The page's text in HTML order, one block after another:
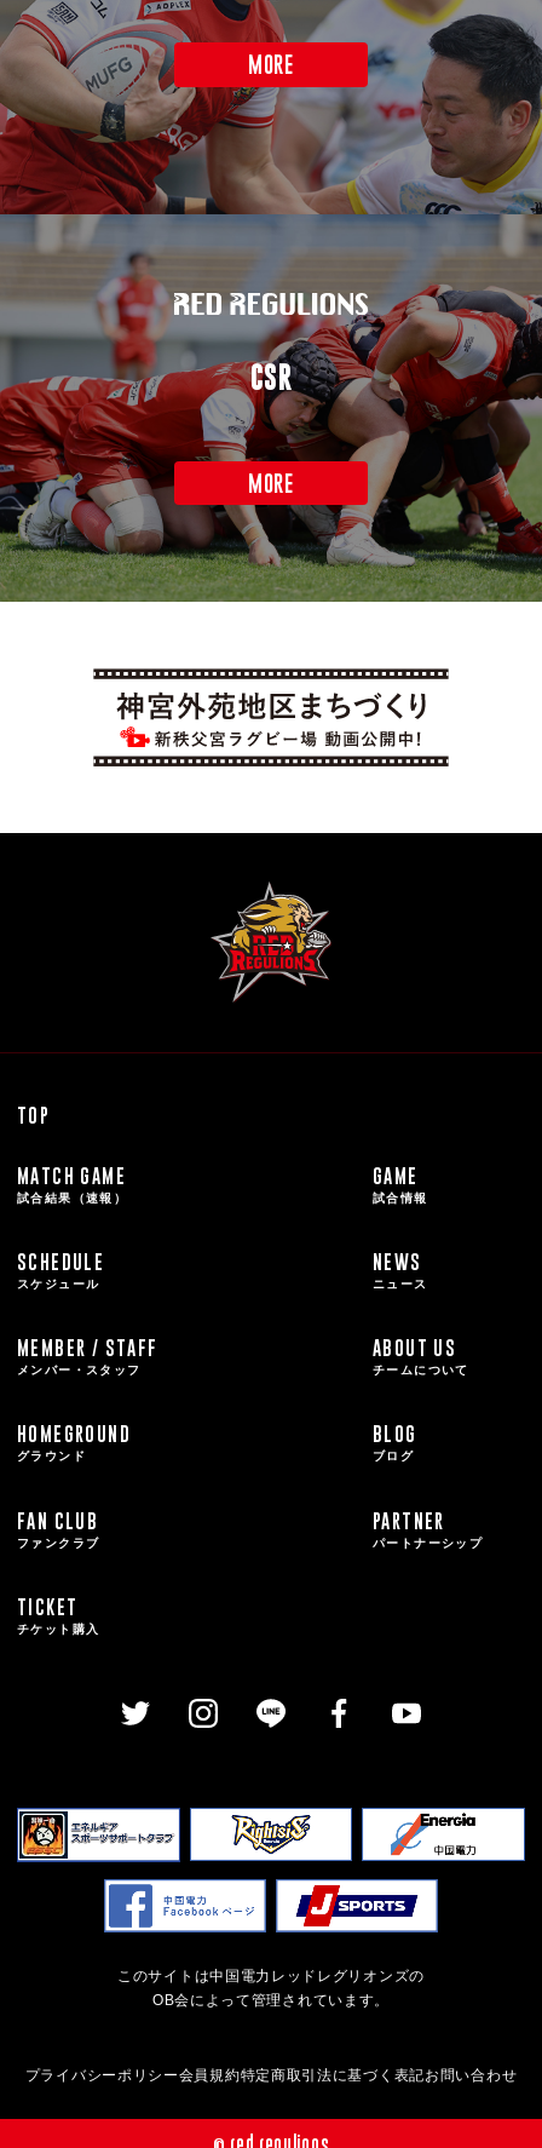
MORE
CSR
MORE
TOP
MATCH GAME
試合結果（速報）
GAME
試合情報
SCHEDULE
スケジュール
NEWS
ニュース
MEMBER / STAFF
メンバー・スタッフ
ABOUT US
チームについて
HOMEGROUND
グラウンド
BLOG
ブログ
FAN CLUB
ファンクラブ
PARTNER
パートナーシップ
TICKET
チケット購入
このサイトは中国電力レッドレグリオンズの
OB会によって管理されています。
プライバシーポリシー会員規約特定商取引法に基づく表記お問い合わせ